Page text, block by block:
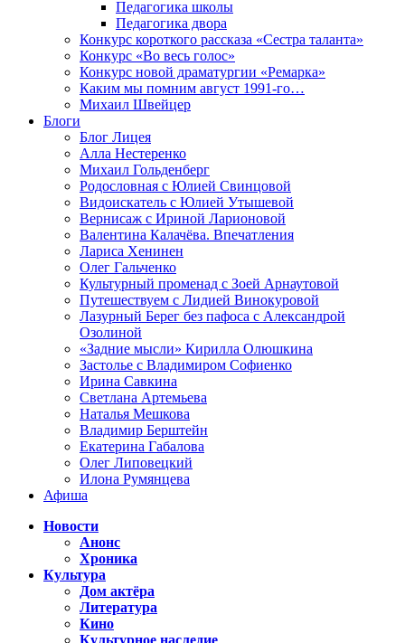
Педагогика школы
Педагогика двора
Конкурс короткого рассказа «Сестра таланта»
Конкурс «Во весь голос»
Конкурс новой драматургии «Ремарка»
Каким мы помним август 1991-го…
Михаил Швейцер
Блоги
Блог Лицея
Алла Нестеренко
Михаил Гольденберг
Родословная с Юлией Свинцовой
Видоискатель с Юлией Утышевой
Вернисаж с Ириной Ларионовой
Валентина Калачёва. Впечатления
Лариса Хенинен
Олег Гальченко
Культурный променад с Зоей Арнаутовой
Путешествуем с Лидией Винокуровой
Лазурный Берег без пафоса с Александрой
Озолиной
«Задние мысли» Кирилла Олюшкина
Застолье с Владимиром Софиенко
Ирина Савкина
Светлана Артемьева
Наталья Мешкова
Владимир Берштейн
Екатерина Габалова
Олег Липовецкий
Илона Румянцева
Афиша
Новости
Анонс
Хроника
Культура
Дом актёра
Литература
Кино